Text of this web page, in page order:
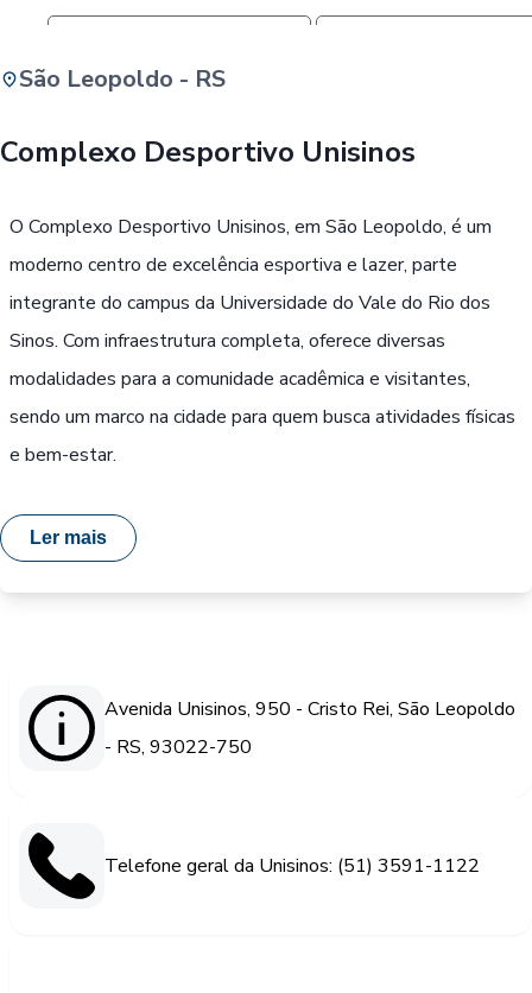
São Leopoldo - RS
Complexo Desportivo Unisinos
O Complexo Desportivo Unisinos, em São Leopoldo, é um
moderno centro de excelência esportiva e lazer, parte
integrante do campus da Universidade do Vale do Rio dos
Sinos. Com infraestrutura completa, oferece diversas
modalidades para a comunidade acadêmica e visitantes,
sendo um marco na cidade para quem busca atividades físicas
e bem-estar.
Ler mais
Avenida Unisinos, 950 - Cristo Rei, São Leopoldo
- RS, 93022-750
Telefone geral da Unisinos: (51) 3591-1122